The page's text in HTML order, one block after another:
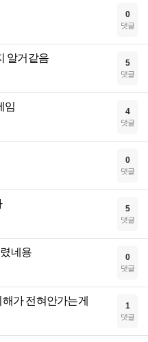
0
댓글
알거같음 5
댓글
임 4
댓글
0
댓글
5
댓글
네용 0
댓글
가 전혀안가는게 1
댓글